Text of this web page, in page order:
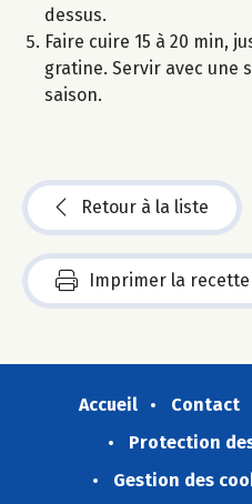
dessus.
Faire cuire 15 à 20 min,
gratine. Servir avec une
saison.
Retour à la liste
Imprimer la recette
Accueil Contact
Protection
Gestion des